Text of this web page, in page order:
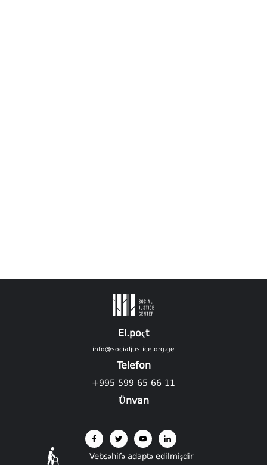
El.poçt
info@socialjustice.org.ge
Telefon
+995 599 65 66 11
Ünvan
Vebsəhifə adaptə edilmişdir